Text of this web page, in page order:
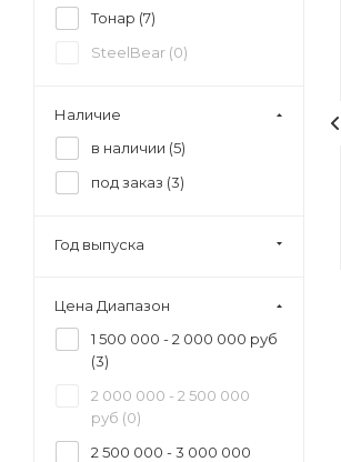
Тонар (7)
SteelBear (0)
Наличие
в наличии (5)
под заказ (3)
Год выпуска
Цена Диапазон
1 500 000 - 2 000 000 руб
(3)
2 000 000 - 2 500 000
руб (0)
2 500 000 - 3 000 000